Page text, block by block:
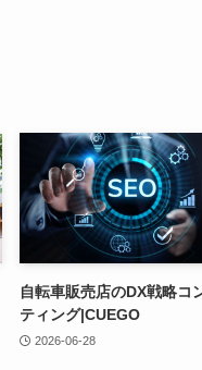
自転車販売店のDX戦略コ
ティング|CUEGO
2026-06-28